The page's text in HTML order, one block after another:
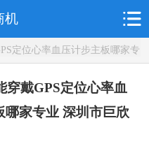
机
定位心率血压计步主板哪家专
穿戴GPS定位心率血
哪家专业 深圳市巨欣